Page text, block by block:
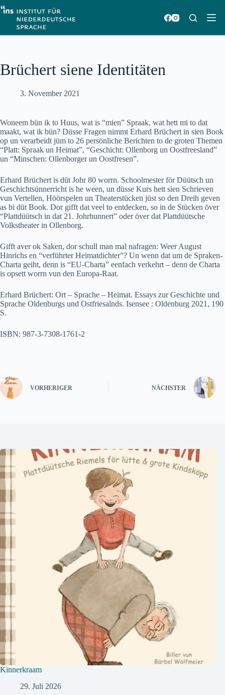
Zum
Inhalt
springen
Brüchert siene Identitäten
3. November 2021
Woneem bün ik to Huus, wat is “mien” Spraak, wat hett mi to dat
maakt, wat ik bün? Düsse Fragen nimmt Erhard Brüchert in sien Book
op un verarbeidt jüm to 26 persönliche Berichten to de groten Themen
“Platt: Spraak un Heimat”, “Geschicht: Ollenborg un Oostfreesland”
un “Minschen: Ollenborger un Oostfresen”.
Erhard Brüchert is düt Johr 80 worrn. Schoolmester för Düütsch un
Geschichtsünnerricht is he ween, un düsse Kurs hett sien Schrieven
vun Vertellen, Höörspelen un Theaterstücken jüst so den Dreih geven
as bi düt Book. Dor gifft dat veel to entdecken, so in de Stücken över
“Plattdüütsch in dat 21. Johrhunnert” oder över dat Plattdüütsche
Volkstheater in Ollenborg.
Gifft aver ok Saken, dor schull man mal nafragen: Weer August
Hinrichs en “verführter Heimatdichter”? Un wenn dat um de Spraken-
Charta geiht, denn is “EU-Charta” eenfach verkehrt – denn de Charta
is opsett worrn vun den Europa-Raat.
Erhard Brüchert: Ort – Sprache – Heimat. Essays zur Geschichte und
Sprache Oldenburgs und Ostfriesalnds. Isensee : Oldenburg 2021, 190
S.
ISBN: 987-3-7308-1761-2
VORHERIGER NÄCHSTER
Kinnerkraam
29. Juli 2026